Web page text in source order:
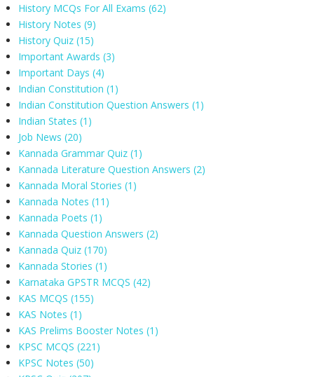
History MCQs For All Exams(62)
History Notes(9)
History Quiz(15)
Important Awards(3)
Important Days(4)
Indian Constitution(1)
Indian Constitution Question Answers(1)
Indian States(1)
Job News(20)
Kannada Grammar Quiz(1)
Kannada Literature Question Answers(2)
Kannada Moral Stories(1)
Kannada Notes(11)
Kannada Poets(1)
Kannada Question Answers(2)
Kannada Quiz(170)
Kannada Stories(1)
Karnataka GPSTR MCQS(42)
KAS MCQS(155)
KAS Notes(1)
KAS Prelims Booster Notes(1)
KPSC MCQS(221)
KPSC Notes(50)